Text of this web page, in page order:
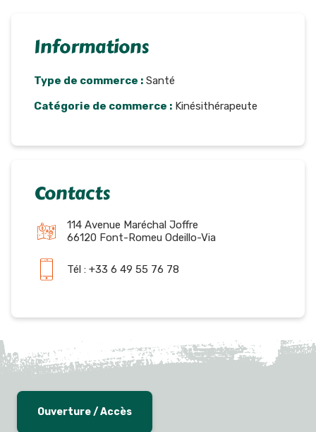
Informations
Type de commerce : Santé
Catégorie de commerce : Kinésithérapeute
Contacts
114 Avenue Maréchal Joffre
66120 Font-Romeu Odeillo-Via
Tél : +33 6 49 55 76 78
Ouverture / Accès